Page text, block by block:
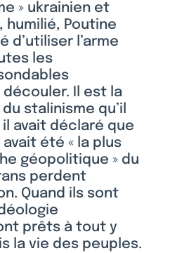
» ukrainien et
humilié, Poutine
l’arme
les
découler. Il est la
stalinisme qu’il
il avait déclaré que
avait été « la plus
géopolitique » du
perdent
Quand ils sont
prêts à tout y
la vie des peuples.